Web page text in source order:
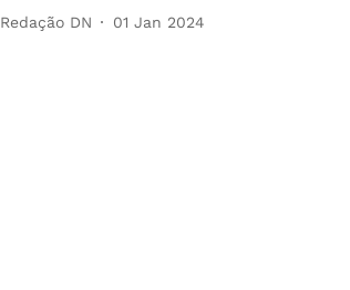
Redação DN 01 Jan 2024